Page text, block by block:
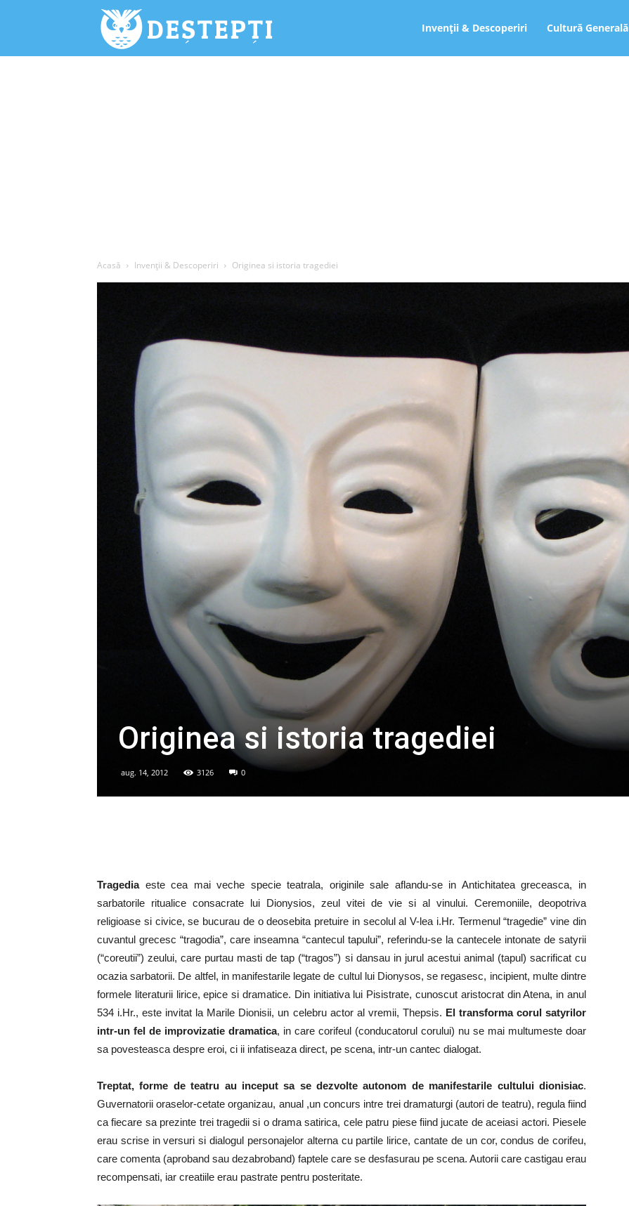
Deștepți.ro Invenții & Descoperiri Cultură Generală
Acasă Invenții & Descoperiri Originea si istoria tragediei
Originea si istoria tragediei
aug. 14, 2012 3126 0
Tragedia este cea mai veche specie teatrala, originile sale aflandu-se in Antichitatea greceasca, in
sarbatorile ritualice consacrate lui Dionysios, zeul vitei de vie si al vinului. Ceremoniile, deopotriva
religioase si civice, se bucurau de o deosebita pretuire in secolul al V-lea i.Hr. Termenul “tragedie” vine din
cuvantul grecesc “tragodia”, care inseamna “cantecul tapului”, referindu-se la cantecele intonate de satyrii
(“coreutii”) zeului, care purtau masti de tap (“tragos”) si dansau in jurul acestui animal (tapul) sacrificat cu
ocazia sarbatorii. De altfel, in manifestarile legate de cultul lui Dionysos, se regasesc, incipient, multe dintre
formele literaturii lirice, epice si dramatice. Din initiativa lui Pisistrate, cunoscut aristocrat din Atena, in anul
534 i.Hr., este invitat la Marile Dionisii, un celebru actor al vremii, Thepsis. El transforma corul satyrilor
intr-un fel de improvizatie dramatica, in care corifeul (conducatorul corului) nu se mai multumeste doar
sa povesteasca despre eroi, ci ii infatiseaza direct, pe scena, intr-un cantec dialogat.
Treptat, forme de teatru au inceput sa se dezvolte autonom de manifestarile cultului dionisiac.
Guvernatorii oraselor-cetate organizau, anual ,un concurs intre trei dramaturgi (autori de teatru), regula fiind
ca fiecare sa prezinte trei tragedii si o drama satirica, cele patru piese fiind jucate de aceiasi actori. Piesele
erau scrise in versuri si dialogul personajelor alterna cu partile lirice, cantate de un cor, condus de corifeu,
care comenta (aproband sau dezabroband) faptele care se desfasurau pe scena. Autorii care castigau erau
recompensati, iar creatiile erau pastrate pentru posteritate.